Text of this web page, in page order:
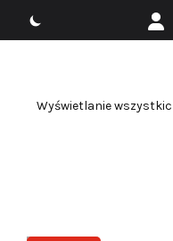
Wyświetlanie